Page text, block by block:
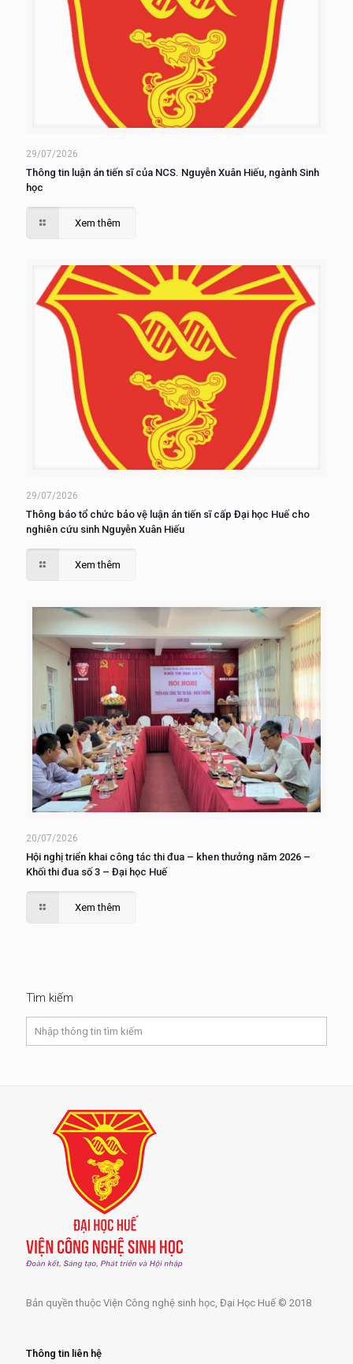
29/07/2026
Thông tin luận án tiến sĩ của NCS. Nguyễn Xuân Hiếu, ngành Sinh
học
Xem thêm
29/07/2026
Thông báo tổ chức bảo vệ luận án tiến sĩ cấp Đại học Huế cho
nghiên cứu sinh Nguyễn Xuân Hiếu
Xem thêm
20/07/2026
Hội nghị triển khai công tác thi đua – khen thưởng năm 2026 –
Khối thi đua số 3 – Đại học Huế
Xem thêm
Tìm kiếm
Bản quyền thuộc Viện Công nghệ sinh học, Đại Học Huế © 2018
Thông tin liên hệ